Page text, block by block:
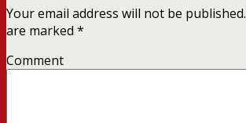
Your email address will not be published.
are marked *
Comment